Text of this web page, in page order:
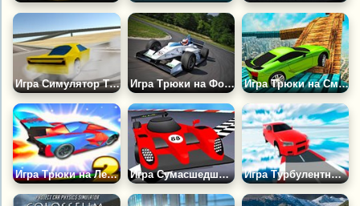
Игра Симулятор Трюков Игра Трюки на Формуле 1 Игра Трюки на Смертельных Трассах
Игра Трюки на Летающих Автомобилях 2 Игра Сумасшедший Спуск Игра Турбулентный Спуск